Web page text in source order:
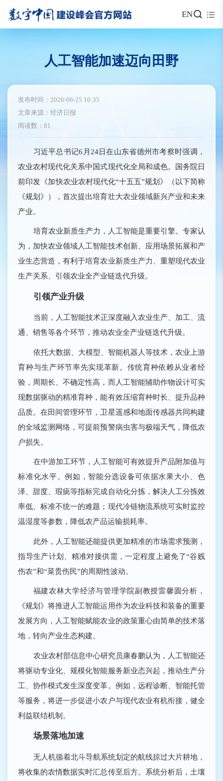
EN
人工智能加速迈向田野
发布时间：2026-06-25 10:35
文章来源：经济日报
阅读数：81
习近平总书记6月24日在山东省德州市考察时强调，
农业农村现代化关系中国式现代化全局和成色。国务院日
前印发《加快农业农村现代化“十五五”规划》（以下简称
《规划》），首次提出培育壮大农业领域新兴产业和未来
产业。
培育农业新质生产力，人工智能是重要引擎。专家认
为，加快农业领域人工智能技术创新、应用场景拓展和产
业生态营造，有利于培育农业新质生产力、重塑现代农业
生产关系、引领农业全产业链迭代升级。
引领产业升级
当前，人工智能技术正深度融入农业生产、加工、流
通、销售等各个环节，推动农业全产业链迭代升级。
依托大数据、大模型、智能机器人等技术，农业上游
育种与生产环节率先实现革新。传统育种依赖从业者经
验，周期长、不确定性高，而人工智能辅助作物设计可实
现数据驱动的精准育种，能有效压缩育种时长、提升品种
品质。在田间管理环节，卫星遥感和地面传感器共同构建
的全域监测网络，可提前预警病虫害与极端天气，降低农
户损失。
在中游加工环节，人工智能可有效提升产品附加值与
标准化水平。例如，智能分选设备可依据水果大小、色
泽、甜度、瑕疵等指标完成自动化分拣，解决人工分拣效
率低、标准不统一的难题；现代冷链物流系统可实时监控
温湿度等参数，降低农产品运输损耗率。
此外，人工智能还能提供更加精准的市场需求预测，
指导生产计划、精准对接供需，一定程度上避免了“谷贱
伤农”和“菜贵伤民”的周期性波动。
福建农林大学经济与管理学院副教授雷馨圆分析，
《规划》将推进人工智能运用作为农业科技和装备的重要
发展方向，人工智能赋能农业的政策重心由简单的技术落
地，转向产业生态构建。
农业农村部信息中心研究员康春鹏认为，人工智能还
将驱动专业化、规模化智能服务新业态兴起，推动生产分
工、协作模式发生深度变革。例如，远程诊断、智能托管
等服务，将进一步促进小农户与现代农业有机衔接，健全
利益联结机制。
场景落地加速
无人机循着北斗导航系统划定的航线掠过大片耕地，
将收集的农情数据实时汇总传至后方。系统分析后，土壤